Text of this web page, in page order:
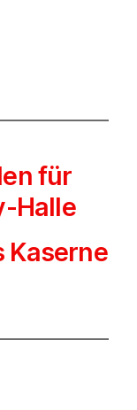
für
Halle
Kaserne